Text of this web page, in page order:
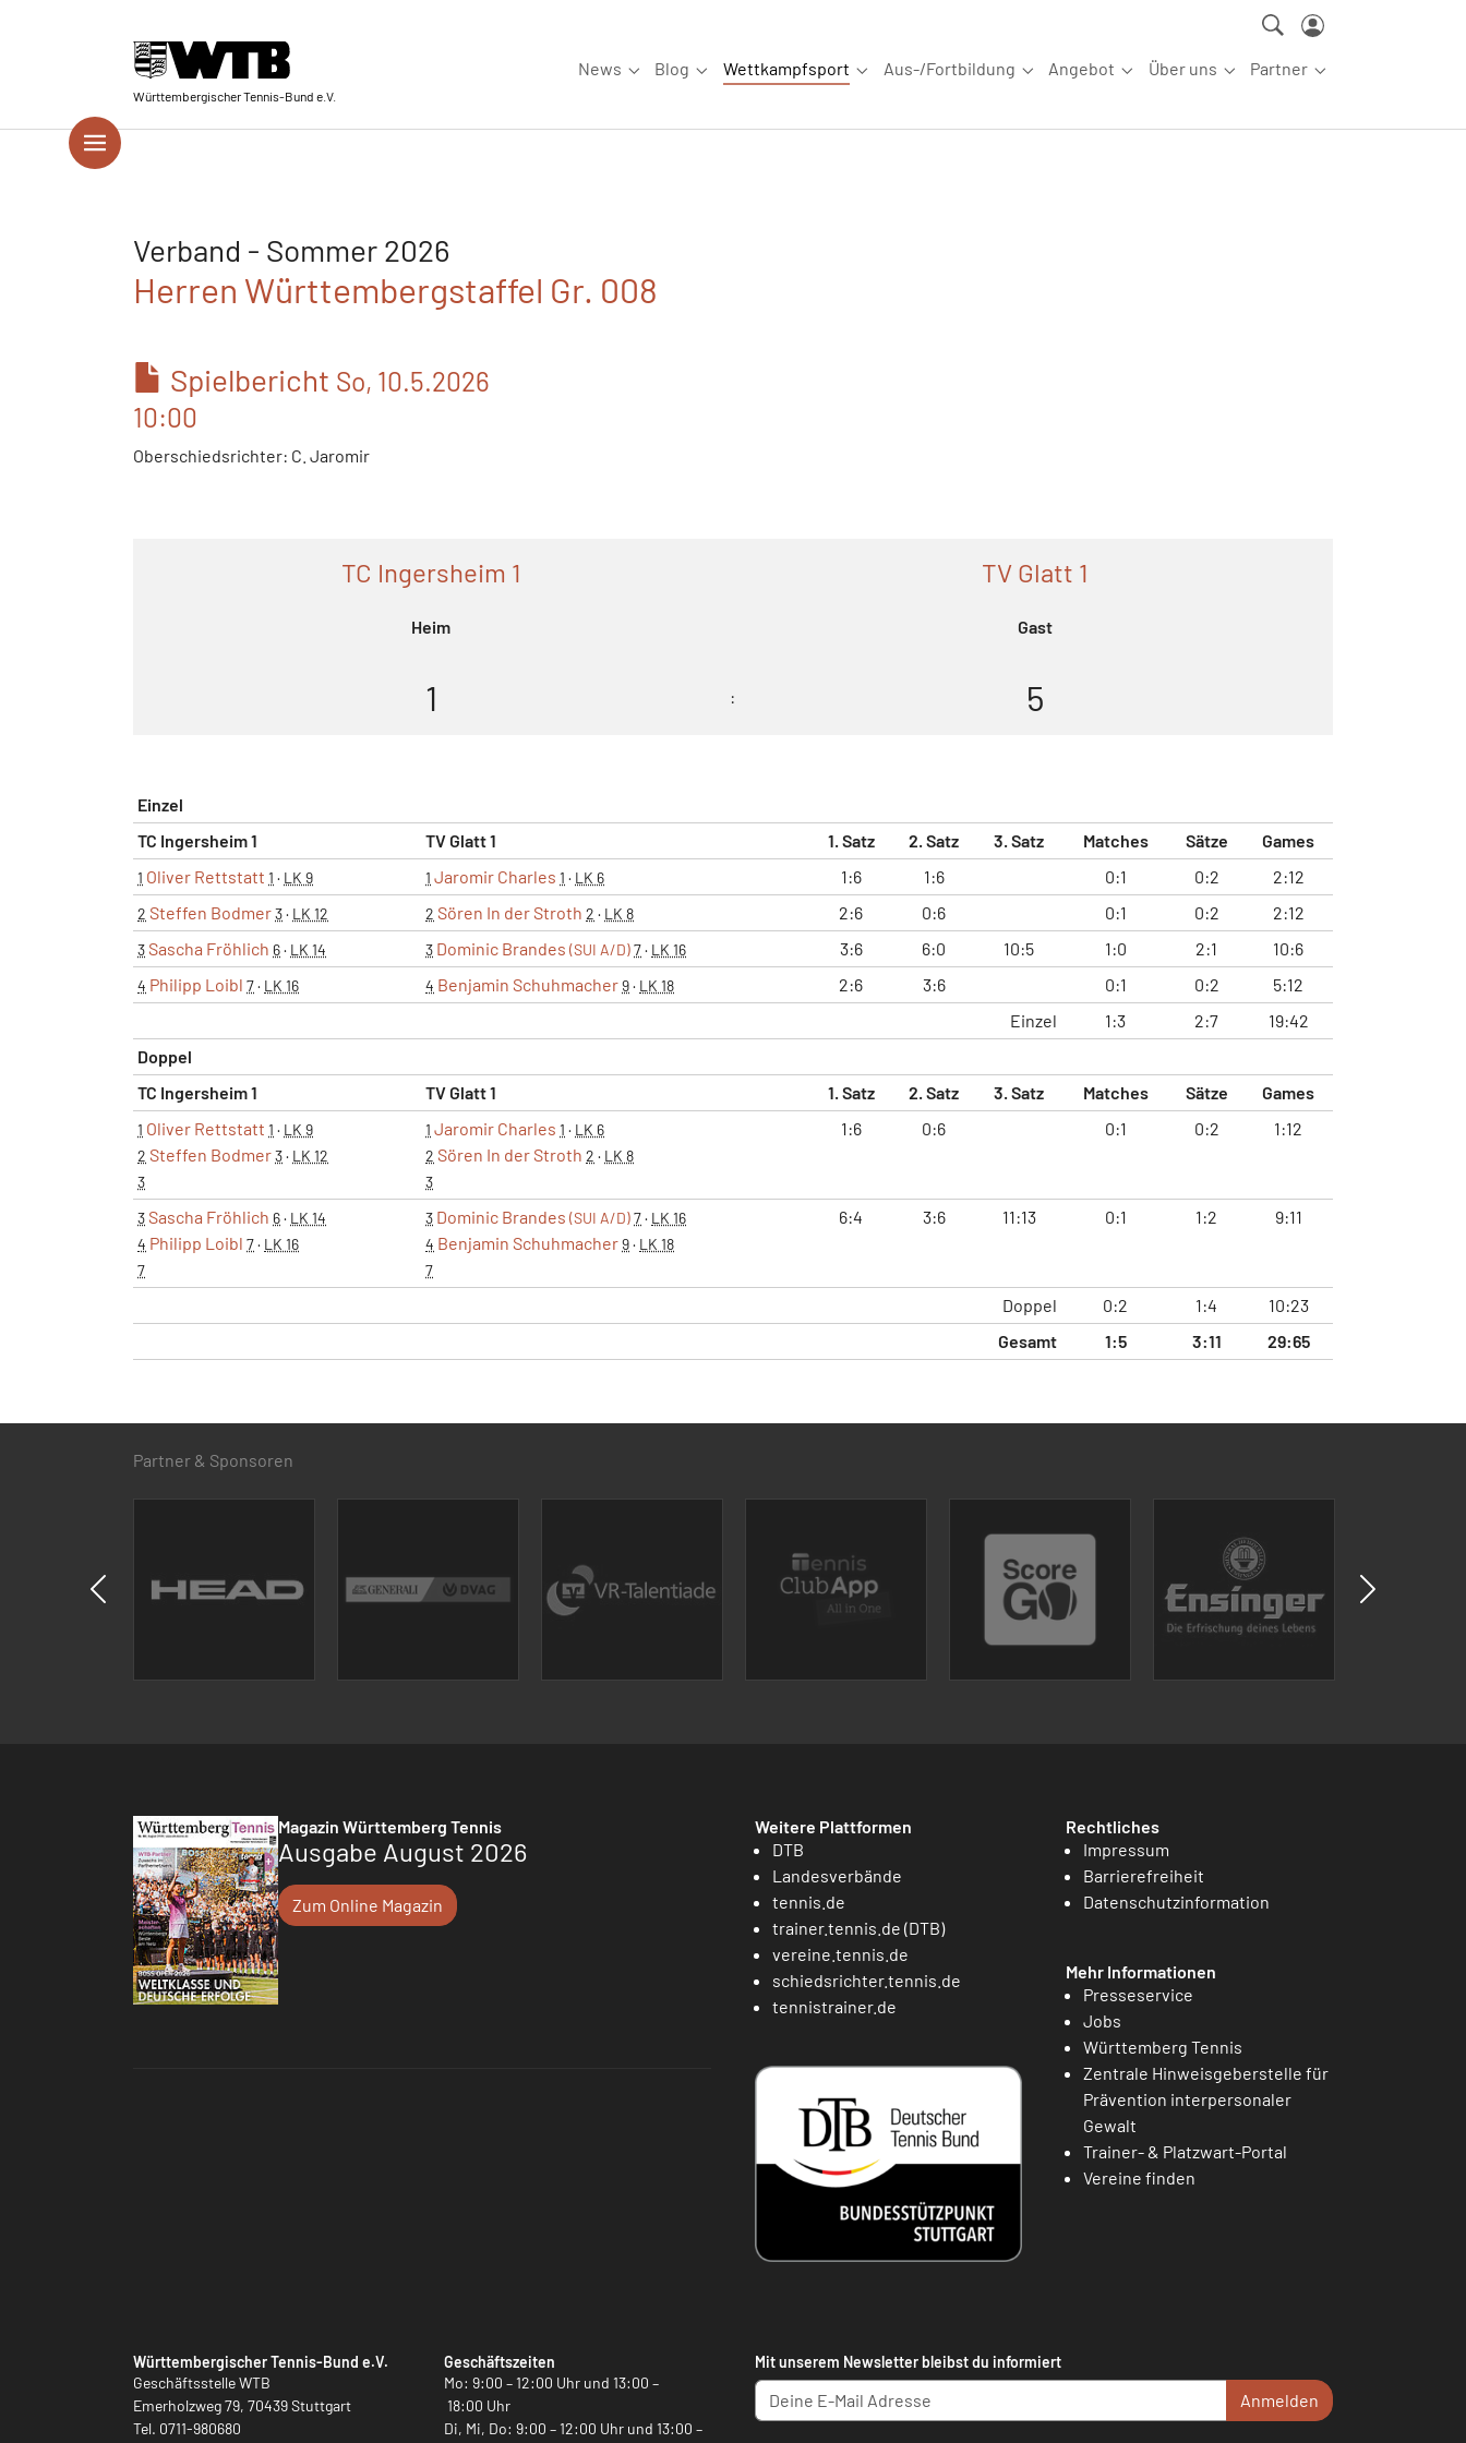
Württembergischer Tennis-Bund e.V.
News
Submenu for "News"
Blog
Submenu for "Blog"
Wettkampfsport
Submenu for "Wettkampfsport"
Aus-/Fortbildung
Submenu for "Aus-/Fortbildung"
Angebot
Submenu for "Angebot"
Über uns
Submenu for "Über uns"
Partner
Submenu for
Verband - Sommer 2026
Herren Württembergstaffel Gr. 008
Spielbericht So, 10.5.2026
10:00
Oberschiedsrichter: C. Jaromir
TC Ingersheim 1
Heim
TV Glatt 1
Gast
1 : 5
Einzel
TC Ingersheim 1
TV Glatt 1 1. Satz 2. Satz 3. Satz Matches Sätze Games
1 Oliver Rettstatt 1 · LK 9 1 Jaromir Charles 1 · LK 6 1:6 1:6 0:1 0:2 2:12
2 Steffen Bodmer3· LK 12 2 Sören In der Stroth 2 · LK 8 2:6 0:6 0:1 0:2 2:12
3Sascha Fröhlich 6· LK 14 3 Dominic Brandes (SUI A/D)7· LK 16 3:6 6:0 10:5 1:0 2:1 10:6
4 Philipp Loibl 7· LK 16 4 Benjamin Schuhmacher9· LK 18 2:6 3:6 0:1 0:2
5:12
Einzel
1:3 2:7
19:42
Doppel
TC Ingersheim 1
TV Glatt 1 1. Satz 2. Satz 3. Satz Matches Sätze Games
1 Oliver Rettstatt 1 · LK 9
2 Steffen Bodmer3· LK 12
3
1 Jaromir Charles 1 · LK 6
2 Sören In der Stroth 2 · LK 8
3
1:6 0:6 0:1 0:2 1:12
3Sascha Fröhlich 6· LK 14
4 Philipp Loibl 7· LK 16
7
3 Dominic Brandes (SUI A/D)7· LK 16
4 Benjamin Schuhmacher9· LK 18
7
6:4 3:6 11:13 0:1 1:2 9:11
Doppel 0:2 1:4
10:23
Gesamt
1:5 3:11 29:65
Partner & Sponsoren
Magazin Württemberg Tennis
Ausgabe August 2026
Zum Online Magazin
Weitere Plattformen
DTB
Landesverbände
tennis.de
trainer.tennis.de (DTB)
vereine.tennis.de
schiedsrichter.tennis.de
tennistrainer.de
Rechtliches
Impressum
Barrierefreiheit
Datenschutzinformation
Mehr Informationen
Presseservice
Jobs
Württemberg Tennis
Zentrale Hinweisgeberstelle für
Prävention interpersonaler
Gewalt
Trainer- & Platzwart-Portal
Vereine finden
Württembergischer Tennis-Bund e.V.
Geschäftsstelle WTB
Emerholzweg 79, 70439 Stuttgart
Tel. 0711-980680
Geschäftszeiten
Mo: 9:00 – 12:00 Uhr und 13:00 –
18:00 Uhr
Di, Mi, Do: 9:00 – 12:00 Uhr und 13:00 –
Mit unserem Newsletter bleibst du informiert
Anmelden